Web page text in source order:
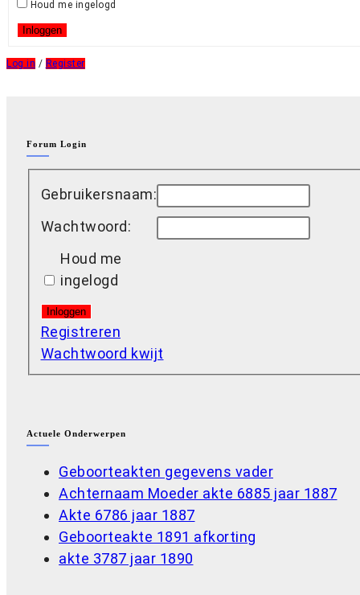
Houd me ingelogd
Inloggen
Log in / Register
Forum Login
Gebruikersnaam:
Wachtwoord:
Houd me
ingelogd
Inloggen
Registreren
Wachtwoord kwijt
Actuele Onderwerpen
Geboorteakten gegevens vader
Achternaam Moeder akte 6885 jaar 1887
Akte 6786 jaar 1887
Geboorteakte 1891 afkorting
akte 3787 jaar 1890